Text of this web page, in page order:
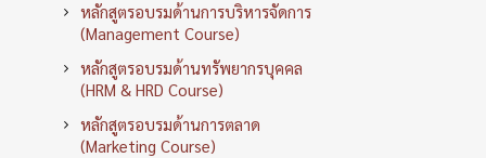
หลักสูตรอบรมด้านการบริหารจัดการ
(Management Course)
หลักสูตรอบรมด้านทรัพยากรบุคคล
(HRM & HRD Course)
หลักสูตรอบรมด้านการตลาด
(Marketing Course)